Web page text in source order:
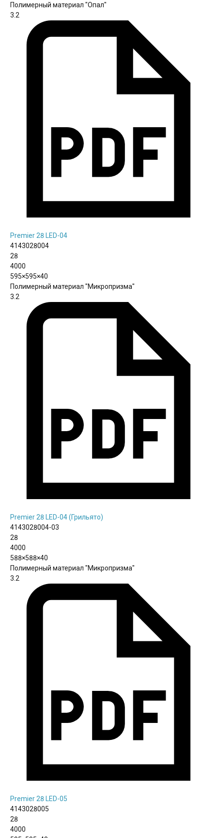
Полимерный материал "Опал"
3.2
Premier 28 LED-04
4143028004
28
4000
595×595×40
Полимерный материал "Микропризма"
3.2
Premier 28 LED-04 (Грильято)
4143028004-03
28
4000
588×588×40
Полимерный материал "Микропризма"
3.2
Premier 28 LED-05
4143028005
28
4000